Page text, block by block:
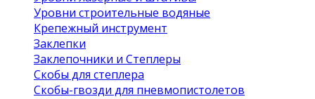
Уровни строительные водяные
Крепежный инструмент
Заклепки
Заклепочники и Степлеры
Скобы для степлера
Скобы-гвозди для пневмопистолетов